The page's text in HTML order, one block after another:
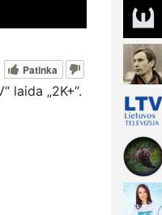
Patinka
laida „2K+“.